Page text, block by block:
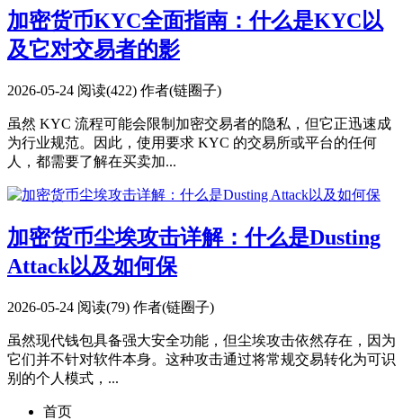
加密货币KYC全面指南：什么是KYC以
及它对交易者的影
2026-05-24 阅读(422) 作者(链圈子)
虽然 KYC 流程可能会限制加密交易者的隐私，但它正迅速成
为行业规范。因此，使用要求 KYC 的交易所或平台的任何
人，都需要了解在买卖加...
加密货币尘埃攻击详解：什么是Dusting
Attack以及如何保
2026-05-24 阅读(79) 作者(链圈子)
虽然现代钱包具备强大安全功能，但尘埃攻击依然存在，因为
它们并不针对软件本身。这种攻击通过将常规交易转化为可识
别的个人模式，...
首页